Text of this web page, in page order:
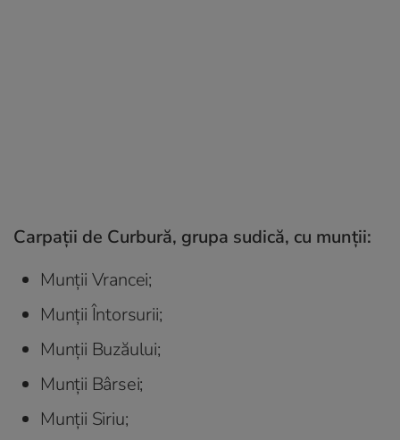
Carpații de Curbură, grupa sudică, cu munții:
Munții Vrancei;
Munții Întorsurii;
Munții Buzăului;
Munții Bârsei;
Munții Siriu;